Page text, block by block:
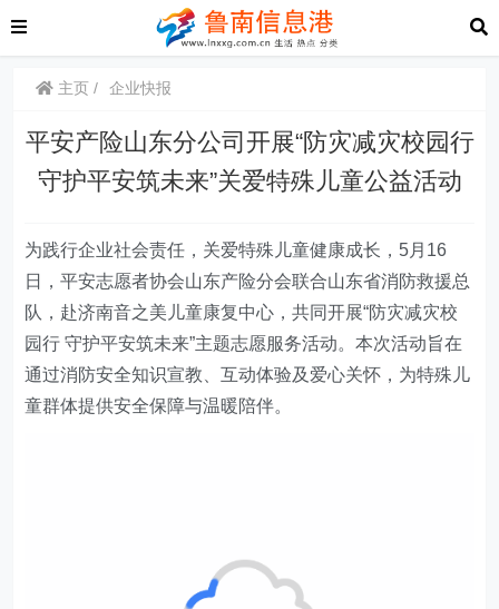
主页 企业快报
平安产险山东分公司开展“防灾减灾校园行
守护平安筑未来”关爱特殊儿童公益活动
为践行企业社会责任，关爱特殊儿童健康成长， 5月16
日，平安志愿者协会山东产险分会联合山东省消防救援总
队，赴济南音之美儿童康复中心，共同开展“防灾减灾校
园行 守护平安筑未来”主题志愿服务活动。本次活动旨在
通过消防安全知识宣教、互动体验及爱心关怀，为特殊儿
童群体提供安全保障与温暖陪伴。